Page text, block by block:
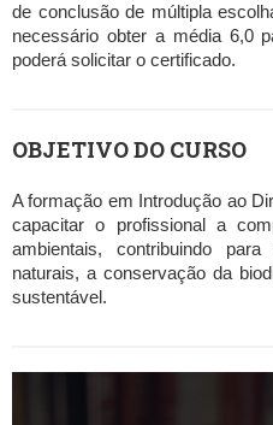
de conclusão de múltipla
necessário obter a média 6,0
poderá solicitar o certificado.
OBJETIVO DO CURSO
A formação em Introdução ao
capacitar o profissional a
ambientais, contribuindo
naturais, a conservação da
sustentável.